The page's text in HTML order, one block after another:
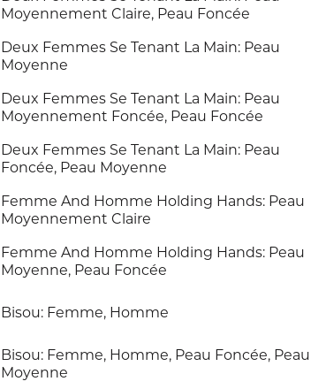
Moyennement Claire, Peau Foncée
Deux Femmes Se Tenant La Main: Peau
Moyenne
Deux Femmes Se Tenant La Main: Peau
Moyennement Foncée, Peau Foncée
Deux Femmes Se Tenant La Main: Peau
Foncée, Peau Moyenne
Femme And Homme Holding Hands: Peau
Moyennement Claire
Femme And Homme Holding Hands: Peau
Moyenne, Peau Foncée
Bisou: Femme, Homme
Bisou: Femme, Homme, Peau Foncée, Peau
Moyenne